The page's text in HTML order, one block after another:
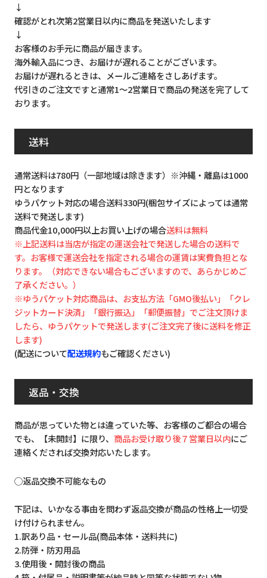
↓
確認がとれ次第2営業日以内に商品を発送いたします
↓
お客様のお手元に商品が届きます。
海外輸入品につき、お届けが遅れることがございます。
お届けが遅れるときは、メールご連絡をさしあげます。
代引きのご注文ですと通常1～2営業日で商品の発送を完了して
おります。
送料
通常送料は780円（一部地域は除きます）※沖縄・離島は1000
円となります
ゆうパケット対応の場合送料330円(梱包サイズによっては通常
送料で発送します)
商品代金10,000円以上お買い上げの場合送料は無料
※上記送料は当店が指定の運送会社で発送した場合の送料で
す。お客様で運送会社を指定される場合の運賃は実費負担とな
ります。（対応できない場合もございますので、あらかじめご
了承ください。）
※ゆうパケット対応商品は、お支払方法「GMO後払い」「クレ
ジットカード決済」「銀行振込」「郵便振替」でご注文頂けま
したら、ゆうパケットで発送します(ご注文完了後に送料を修正
します)
(配送について配送規約もご確認ください)
返品・交換
商品が思っていた物とは違っていた等、お客様のご都合の場合
でも、【未開封】に限り、 商品お受け取り後７営業日以内にご
連絡くだされば交換対応いたします。
◯返品交換不可能なもの
下記は、いかなる事由を問わず返品交換が商品の性格上一切受
け付けられません。
1.訳あり品・セール品(商品本体・送料共に)
2.防弾・防刃用品
3.使用後・開封後の商品